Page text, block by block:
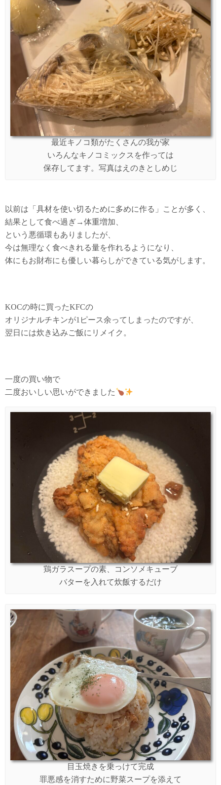
最近キノコ類がたくさんの我が家
いろんなキノコミックスを作っては
保存してます。写真はえのきとしめじ
以前は「具材を使い切るために多めに作る」ことが多く、
結果として食べ過ぎ→体重増加、
という悪循環もありましたが、
今は無理なく食べきれる量を作れるようになり、
体にもお財布にも優しい暮らしができている気がします。
KOCの時に買ったKFCの
オリジナルチキンが1ピース余ってしまったのですが、
翌日には炊き込みご飯にリメイク。
一度の買い物で
二度おいしい思いができました
鶏ガラスープの素、コンソメキューブ
バターを入れて炊飯するだけ
目玉焼きを乗っけて完成
罪悪感を消すために野菜スープを添えて